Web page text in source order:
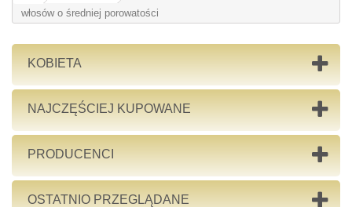
włosów o średniej porowatości
KOBIETA
NAJCZĘŚCIEJ KUPOWANE
PRODUCENCI
OSTATNIO PRZEGLĄDANE